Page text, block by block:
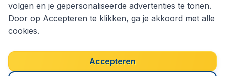
Privacybeleid
Copyright © 2026
volgen en je gepersonaliseerde advertenties te tonen.
Door op Accepteren te klikken, ga je akkoord met alle
cookies.
Accepteren